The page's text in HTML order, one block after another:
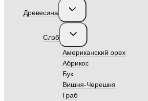
Древесина
Переключить
дочернее
Слэб
Переключить
дочернее
Американский орех
Абрикос
Бук
Вишня-Черешня
Граб